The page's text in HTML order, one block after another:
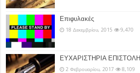
Επιφυλακές
18 Δεκεμβρίου, 2015 9,470
ΕΥΧΑΡΙΣΤΗΡΙΑ ΕΠΙΣΤΟΛΗ
2 Φεβρουαρίου, 2017 8,109